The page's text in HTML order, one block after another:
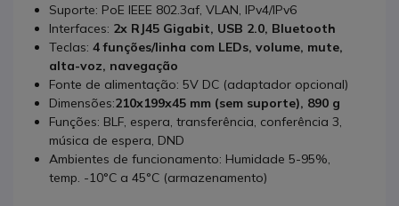
Suporte: PoE IEEE 802.3af, VLAN, IPv4/IPv6
Interfaces: 2x RJ45 Gigabit, USB 2.0, Bluetooth
Teclas: 4 funções/linha com LEDs, volume, mute,
alta-voz, navegação
Fonte de alimentação: 5V DC (adaptador opcional)
Dimensões:210x199x45 mm (sem suporte), 890 g
Funções: BLF, espera, transferência, conferência 3,
música de espera, DND
Ambientes de funcionamento: Humidade 5-95%,
temp. -10°C a 45°C (armazenamento)